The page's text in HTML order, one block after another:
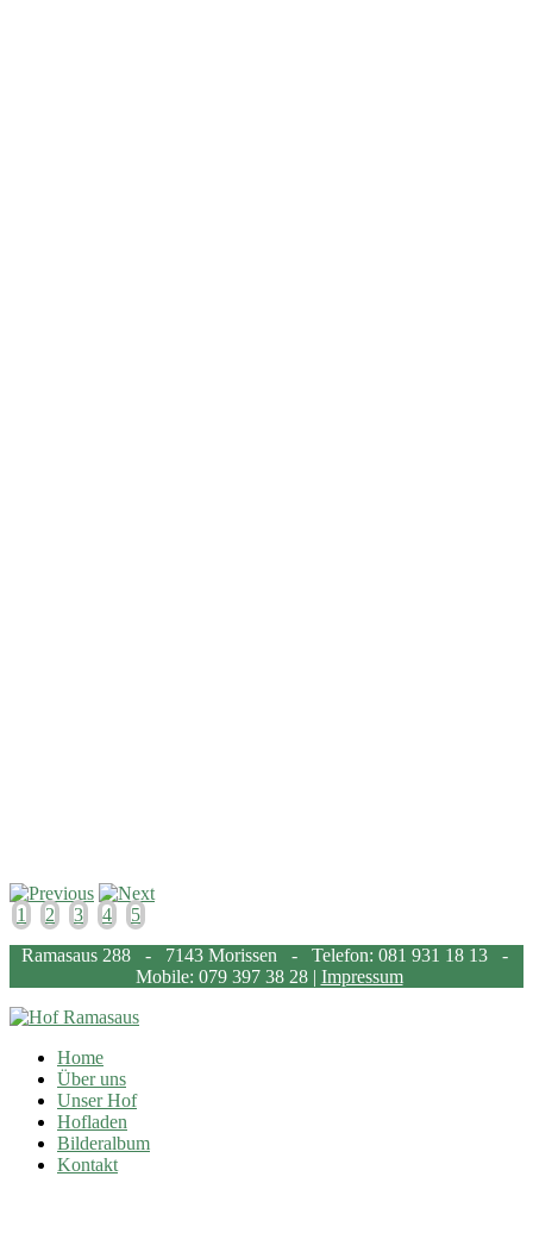
1 2 3 4
5
Ramasaus 288 - 7143 Morissen - Telefon: 081 931 18 13 -
Mobile: 079 397 38 28 | Impressum
Home
Über uns
Unser Hof
Hofladen
Bilderalbum
Kontakt